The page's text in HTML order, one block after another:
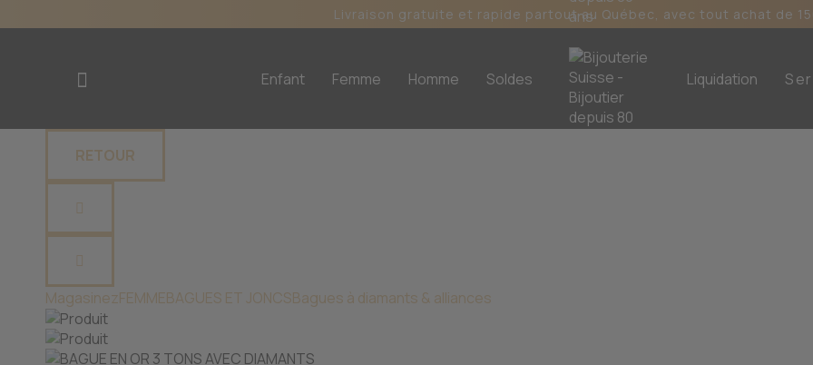
Livraison gratuite et rapide partout au Québec, avec tout achat de
Enfant Femme Homme Soldes Liquidation
RETOUR
MagasinezFEMMEBAGUES ET JONCSBagues à diamants & alliances